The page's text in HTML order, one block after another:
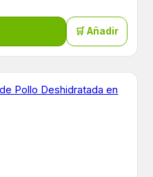
🛒 Añadir